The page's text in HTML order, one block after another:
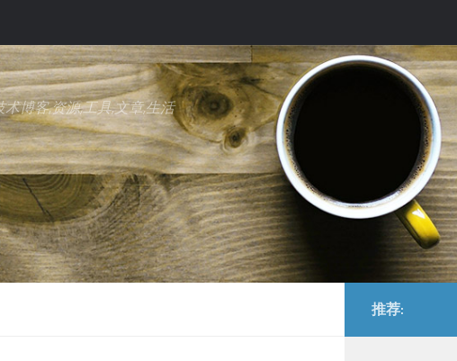
博客,资源,工具,文章,生活
推荐: